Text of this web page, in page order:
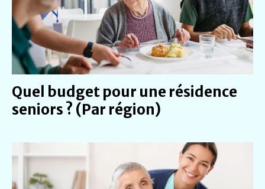
Quel budget pour une résidence
seniors ? (Par région)